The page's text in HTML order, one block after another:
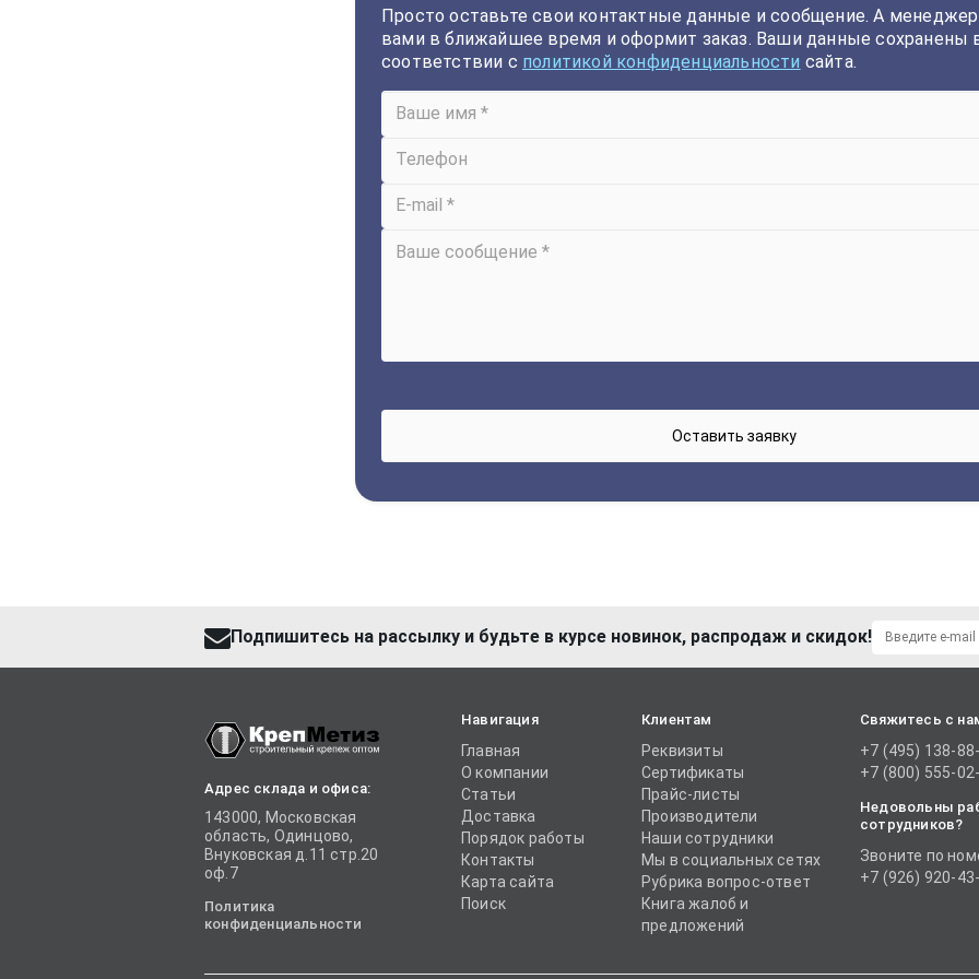
Просто оставьте свои контактные данные и сообщение. А
вами в ближайшее время и оформит заказ. Ваши данные сохранены
соответствии с политикой конфиденциальности сайта.
Подпишитесь на рассылку и будьте в курсе новинок, распродаж и скидок!
Адрес склада и офиса:
143000, Московская
область, Одинцово,
Внуковская д.11 стр.20
оф.7
Политика
конфиденциальности
Навигация
Главная
О компании
Статьи
Доставка
Порядок работы
Контакты
Карта сайта
Поиск
Клиентам
Реквизиты
Сертификаты
Прайс-листы
Производители
Наши сотрудники
Мы в социальных сетях
Рубрика вопрос-ответ
Книга жалоб и
предложений
Свяжитесь с
+7 (495) 138-
+7 (800) 555-
Недовольны
сотрудников?
Звоните по
+7 (926) 920-